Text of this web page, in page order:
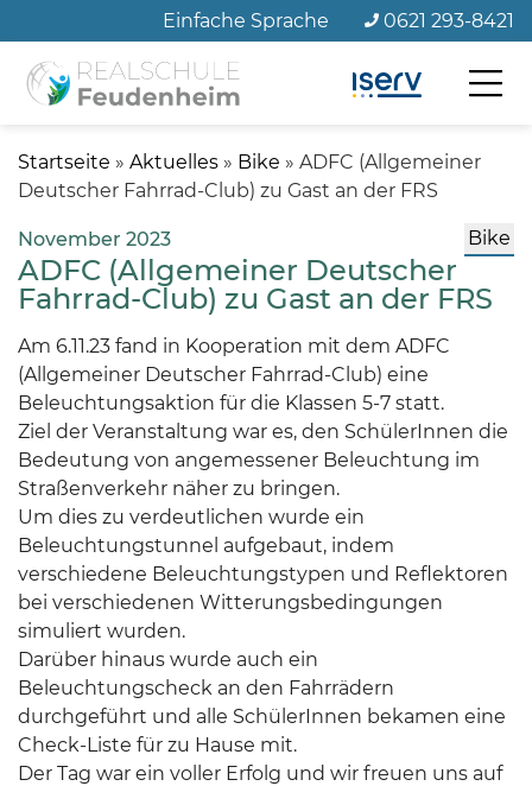
Seiteninhalt
Einfache Sprache 0621 293-8421
Startseite » Aktuelles » Bike » ADFC (Allgemeiner
Deutscher Fahrrad-Club) zu Gast an der FRS
November 2023 Bike
ADFC (Allgemeiner Deutscher
Fahrrad-Club) zu Gast an der FRS
Am 6.11.23 fand in Kooperation mit dem ADFC
(Allgemeiner Deutscher Fahrrad-Club) eine
Beleuchtungsaktion für die Klassen 5-7 statt.
Ziel der Veranstaltung war es, den SchülerInnen die
Bedeutung von angemessener Beleuchtung im
Straßenverkehr näher zu bringen.
Um dies zu verdeutlichen wurde ein
Beleuchtungstunnel aufgebaut, indem
verschiedene Beleuchtungstypen und Reflektoren
bei verschiedenen Witterungsbedingungen
simuliert wurden.
Darüber hinaus wurde auch ein
Beleuchtungscheck an den Fahrrädern
durchgeführt und alle SchülerInnen bekamen eine
Check-Liste für zu Hause mit.
Der Tag war ein voller Erfolg und wir freuen uns auf